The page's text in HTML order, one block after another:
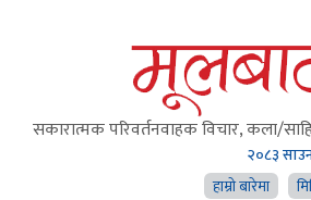
सकारात्मक परिवर्तनवाहक विचार, कला/
२०८३
हाम्राे बारेमा